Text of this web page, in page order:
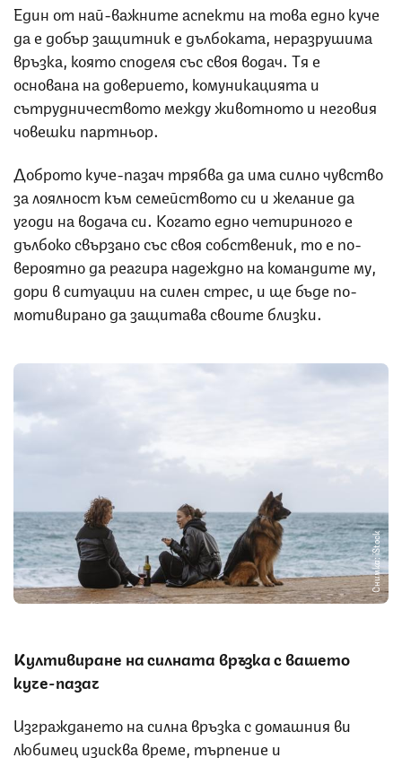
Един от най-важните аспекти на това едно куче
да е добър защитник е дълбоката, неразрушима
връзка, която споделя със своя водач. Тя е
основана на доверието, комуникацията и
сътрудничеството между животното и неговия
човешки партньор.
Доброто куче-пазач трябва да има силно чувство
за лоялност към семейството си и желание да
угоди на водача си. Когато едно четириного е
дълбоко свързано със своя собственик, то е по-
вероятно да реагира надеждно на командите му,
дори в ситуации на силен стрес, и ще бъде по-
мотивирано да защитава своите близки.
Снимка: iStock
Култивиране на силнатавръзка с вашето
куче-пазач
Изграждането на силна връзка с домашния ви
любимец изисква време, търпение и